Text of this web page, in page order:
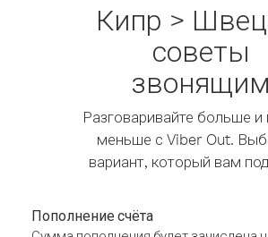
Кипр >
советы
звонящим
Разговаривайте больше и
меньше с Viber Out.
вариант, который вам
Пополнение счёта